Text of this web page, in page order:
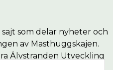
som delar nyheter och
av Masthuggskajen.
Älvstranden Utveckling